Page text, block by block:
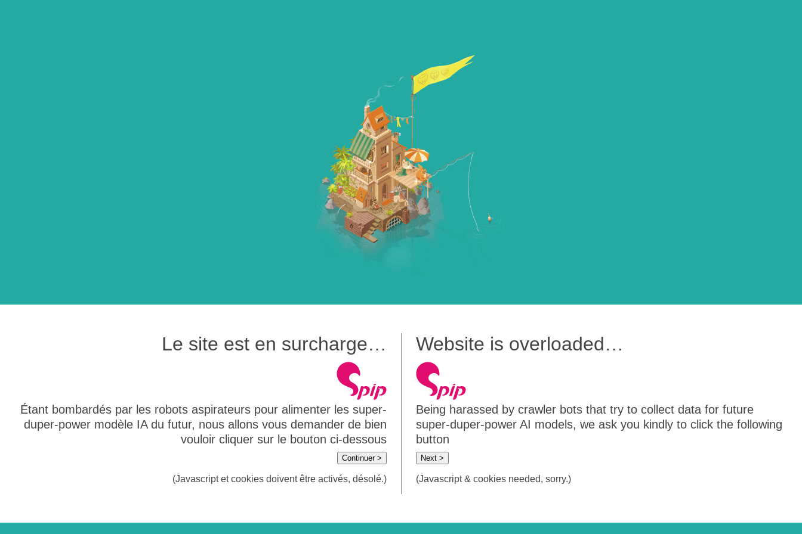
Le site est en surcharge…
Étant bombardés par les robots aspirateurs pour alimenter les super-
duper-power modèle IA du futur, nous allons vous demander de bien
vouloir cliquer sur le bouton ci-dessous
Continuer >
(Javascript et cookies doivent être activés, désolé.)
Website is overloaded…
Being harassed by crawler bots that try to collect data for future
super-duper-power AI models, we ask you kindly to click the following
button
Next >
(Javascript & cookies needed, sorry.)